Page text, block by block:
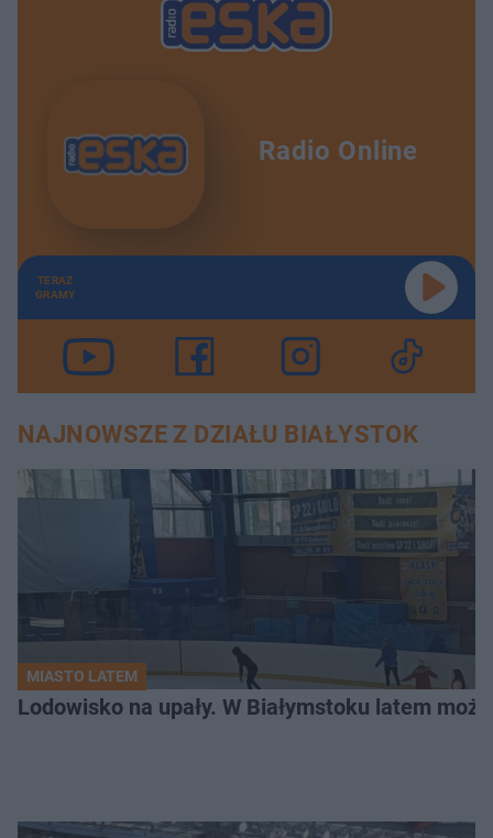
Radio Online
TERAZ
GRAMY
NAJNOWSZE Z DZIAŁU BIAŁYSTOK
MIASTO LATEM
Lodowisko na upały. W Białymstoku latem